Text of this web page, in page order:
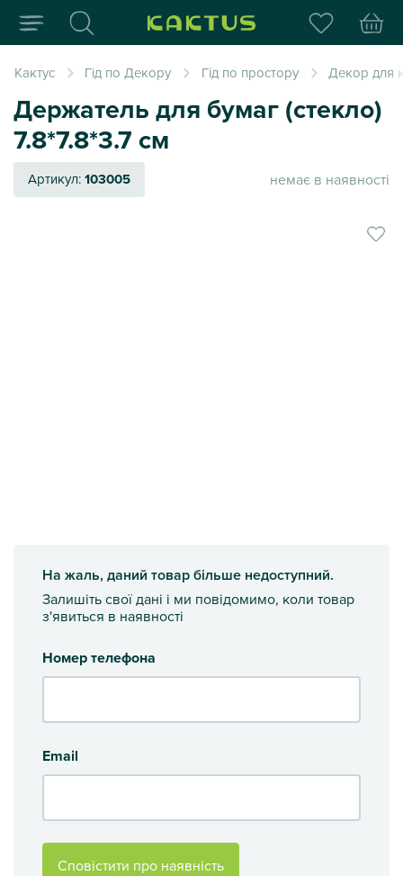
Інтернет-магазин
Кактус Гід по Декору Гід по простору Декор для
Держатель для бумаг (стекло)
7.8*7.8*3.7 см
Артикул:103005 немає в наявності
На жаль, даний товар більше недоступний.
Залишіть свої дані і ми повідомимо, коли товар
з'явиться в наявності
Номер телефона
Email
Сповістити про наявність